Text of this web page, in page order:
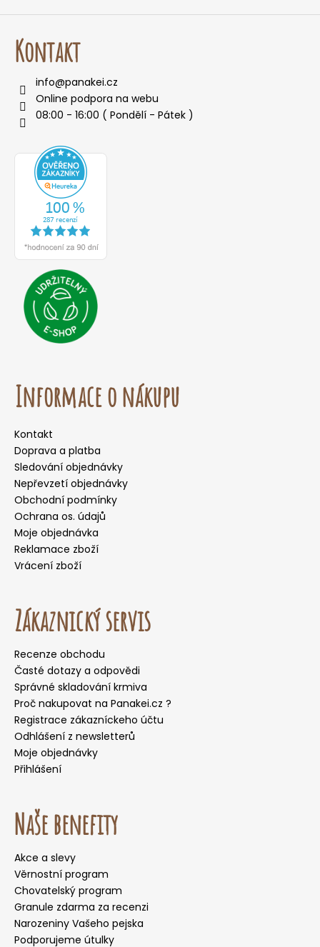
y
Kontakt
info@panakei.cz
Online podpora na webu
08:00 - 16:00 ( Pondělí - Pátek )
Informace o nákupu
Kontakt
Doprava a platba
Sledování objednávky
Nepřevzetí objednávky
Obchodní podmínky
Ochrana os. údajů
Moje objednávka
Reklamace zboží
Vrácení zboží
Zákaznický servis
Recenze obchodu
Časté dotazy a odpovědi
Správné skladování krmiva
Proč nakupovat na Panakei.cz ?
Registrace zákazníckeho účtu
Odhlášení z newsletterů
Moje objednávky
Přihlášení
Naše benefity
Akce a slevy
Věrnostní program
Chovatelský program
Granule zdarma za recenzi
Narozeniny Vašeho pejska
Podporujeme útulky